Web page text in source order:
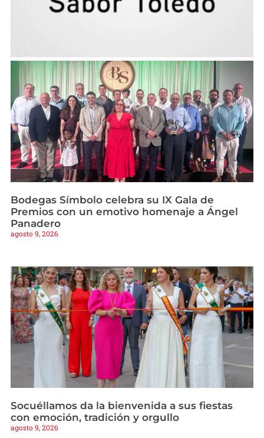
Bodegas Símbolo celebra su IX Gala de
Premios con un emotivo homenaje a Ángel
Panadero
agosto 9, 2026
Socuéllamos da la bienvenida a sus fiestas
con emoción, tradición y orgullo
agosto 9, 2026